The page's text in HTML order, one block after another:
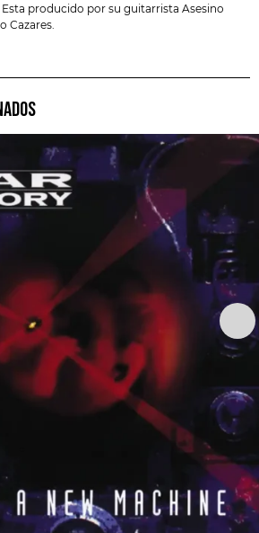
Esta producido por su guitarrista Asesino
Cazares.